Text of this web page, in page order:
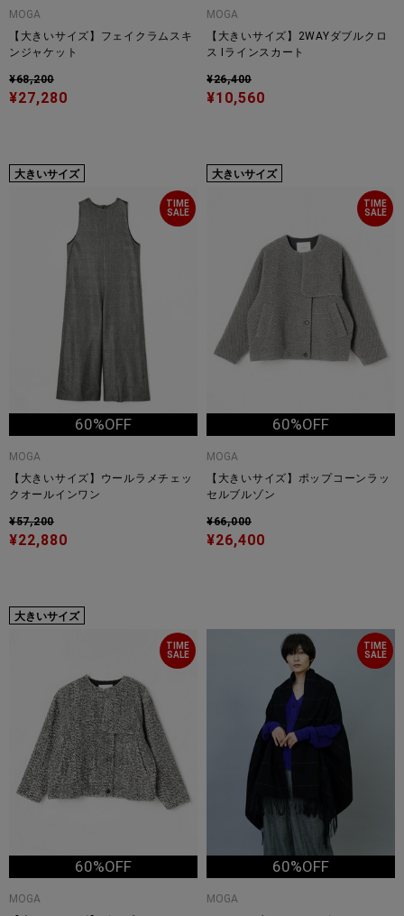
MOGA
【大きいサイズ】フェイクラムスキ
ンジャケット
¥68,200
¥27,280
MOGA
【大きいサイズ】2WAYダブルクロ
ス Iラインスカート
¥26,400
¥10,560
大きいサイズ
TIME
SALE
60%OFF
MOGA
【大きいサイズ】ウールラメチェッ
クオールインワン
¥57,200
¥22,880
大きいサイズ
TIME
SALE
60%OFF
MOGA
【大きいサイズ】ポップコーンラッ
セルブルゾン
¥66,000
¥26,400
大きいサイズ
TIME
SALE
60%OFF
MOGA
TIME
SALE
60%OFF
MOGA